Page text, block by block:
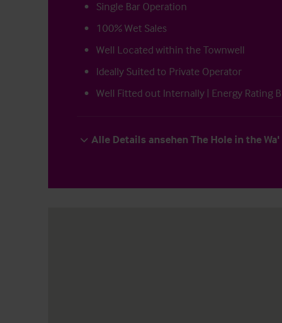
Single Bar Operation
100% Wet Sales
Well Located within the Townwell
Ideally Suited to Private Operator
Well Fitted out Internally | Energy Rating B
Alle Details ansehen The Hole in the Wa'